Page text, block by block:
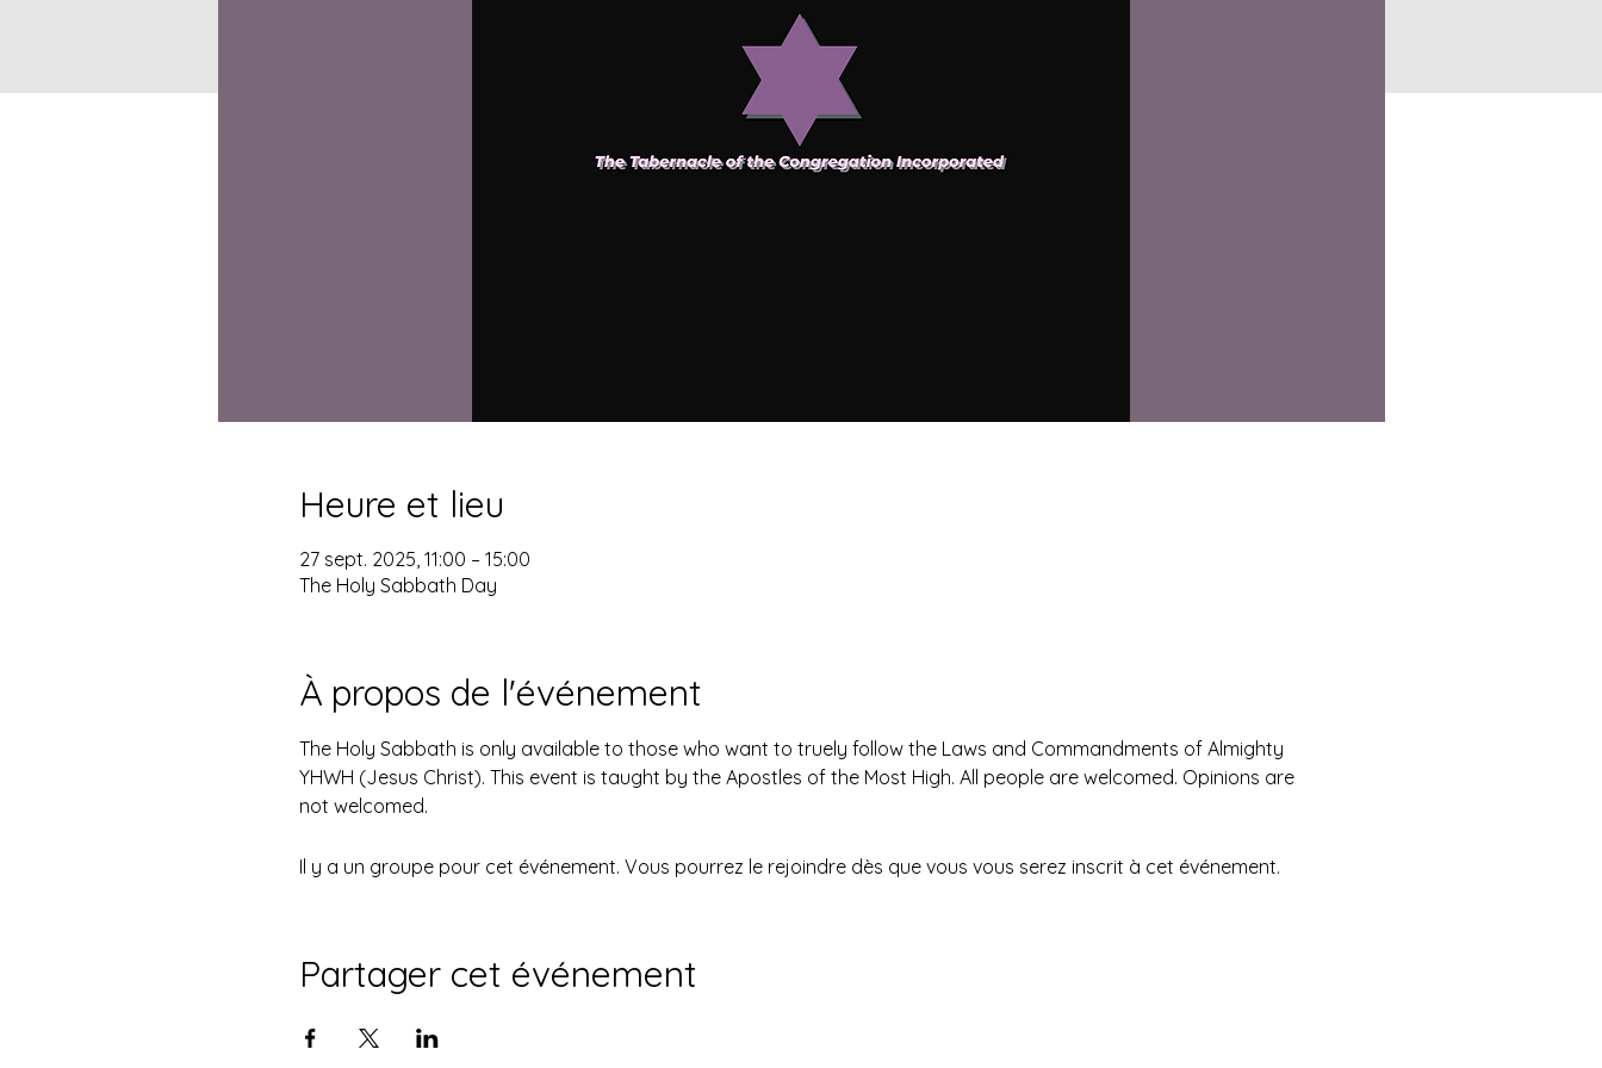
Heure et lieu
27 sept. 2025, 11:00 – 15:00
The Holy Sabbath Day
À propos de l'événement
The Holy Sabbath is only available to those who want to truely follow the Laws and Commandments of Almighty
YHWH (Jesus Christ). This event is taught by the Apostles of the Most High. All people are welcomed. Opinions are
not welcomed.
Il y a un groupe pour cet événement. Vous pourrez le rejoindre dès que vous vous serez inscrit à cet événement.
Partager cet événement